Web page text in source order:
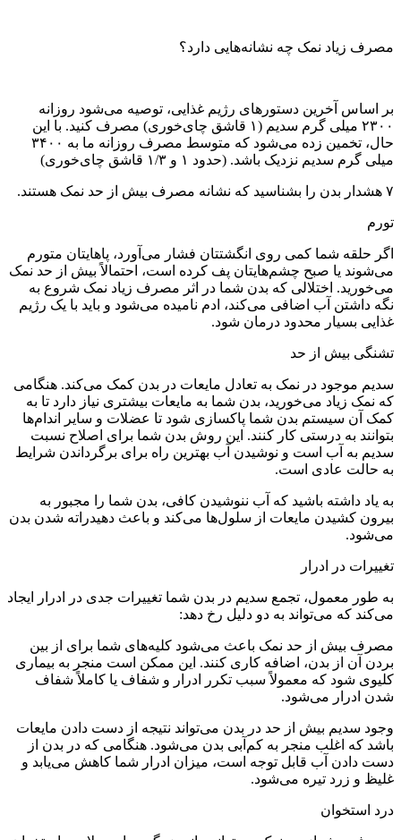
مصرف زیاد نمک چه نشانه‌هایی دارد؟
بر اساس آخرین دستور‌های رژیم غذایی، توصیه می‌شود روزانه
۲۳۰۰ میلی گرم سدیم (۱ قاشق چای‌خوری) مصرف کنید. با این
حال، تخمین زده می‌شود که متوسط ​​مصرف روزانه ما به ۳۴۰۰
میلی گرم سدیم نزدیک باشد. (حدود ۱ و ۱/۳ قاشق چای‌خوری)
۷ هشدار بدن را بشناسید که نشانه مصرف بیش از حد نمک هستند.
تورم
اگر حلقه‌ شما کمی روی انگشتتان فشار می‌آورد، پاهایتان متورم
می‌شوند یا صبح چشم‌هایتان پف کرده است، احتمالاً بیش از حد نمک
می‌خورید. اختلالی که بدن شما در اثر مصرف زیاد نمک شروع به
نگه داشتن آب اضافی می‌کند، ادم نامیده می‌شود و باید با یک رژیم
غذایی بسیار محدود درمان شود.
تشنگی بیش از حد
سدیم موجود در نمک به تعادل مایعات در بدن کمک می‌کند. هنگامی
که نمک زیاد می‌خورید، بدن شما به مایعات بیشتری نیاز دارد تا به
کمک آن سیستم بدن شما پاکسازی شود تا عضلات و سایر اندام‌ها
بتوانند به درستی کار کنند. این روش بدن شما برای اصلاح نسبت
سدیم به آب است و نوشیدن آب بهترین راه برای برگرداندن شرایط
به حالت عادی است.
به یاد داشته باشید که آب ننوشیدن کافی، بدن شما را مجبور به
بیرون کشیدن مایعات از سلول‌ها می‌کند و باعث دهیدراته شدن بدن
می‌شود.
تغییرات در ادرار
به طور معمول، تجمع سدیم در بدن شما تغییرات جدی در ادرار ایجاد
می‌کند که می‌تواند به دو دلیل رخ دهد:
مصرف بیش از حد نمک باعث می‌شود کلیه‌های شما برای از بین
بردن آن از بدن، اضافه کاری کنند. این ممکن است منجر به بیماری
کلیوی شود که معمولاً سبب تکرر ادرار و شفاف یا کاملاً شفاف
شدن ادرار می‌شود.
وجود سدیم بیش از حد در بدن می‌تواند نتیجه از دست دادن مایعات
باشد که اغلب منجر به کم‌آبی بدن می‌شود. هنگامی که در بدن از
دست دادن آب قابل توجه است، میزان ادرار شما کاهش می‌یابد و
غلیظ و زرد تیره می‌شود.
درد استخوان